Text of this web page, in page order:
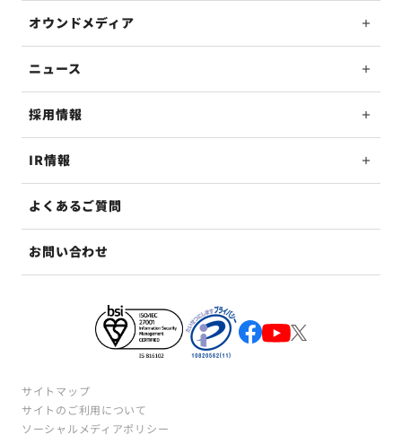
オウンドメディア
ニュース
採用情報
IR情報
よくあるご質問
お問い合わせ
サイトマップ
サイトのご利用について
ソーシャルメディアポリシー